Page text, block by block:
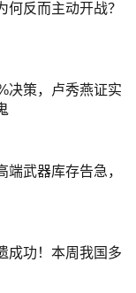
何反而主动开战？
决策，卢秀燕证实
端武器库存告急，
成功！本周我国多